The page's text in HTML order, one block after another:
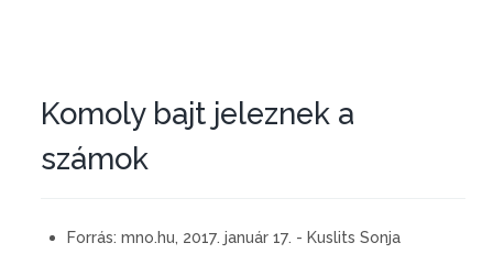
Komoly bajt jeleznek a
számok
Forrás: mno.hu, 2017. január 17. - Kuslits Sonja